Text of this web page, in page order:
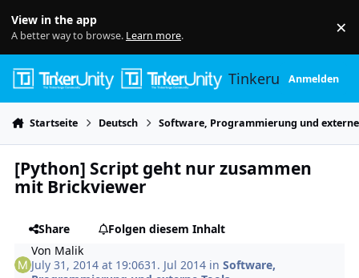
View in the app
A better way to browse. Learn more. ×
TinkerunityAnmelden
Startseite Deutsch Software, Programmierung und
[Python] Script geht nur zusammen
mit Brickviewer
Share
Folgen diesem Inhalt
Von Malik
July 31, 2014 at 19:0631. Jul 2014 inSoftware,